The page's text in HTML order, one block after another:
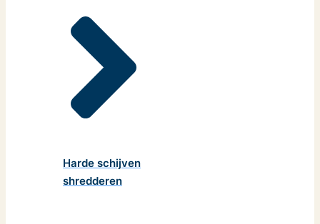
Harde schijven
shredderen